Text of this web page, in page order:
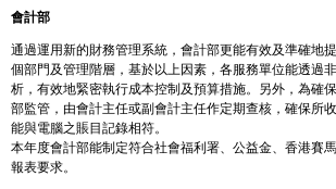
會計部
通過運用新的財務管理系統，會計部更能有效及準確地
個部門及管理階層，基於以上因素，各服務單位能透過
析，有效地緊密執行成本控制及預算措施。另外，為確
部監管，由會計主任或副會計主任作定期查核，確保所
能與電腦之賬目記錄相符。
本年度會計部能制定符合社會福利署、公益金、香港賽
報表要求。